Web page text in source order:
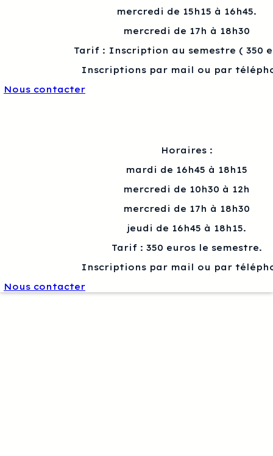
mercredi de 15h15 à 16h45.
mercredi de 17h à 18h30
Tarif : Inscription au semestre ( 350
Inscriptions par mail ou par
Nous contacter
Horaires :
mardi de 16h45 à 18h15
mercredi de 10h30 à 12h
mercredi de 17h à 18h30
jeudi de 16h45 à 18h15.
Tarif : 350 euros le semestre.
Inscriptions par mail ou par
Nous contacter